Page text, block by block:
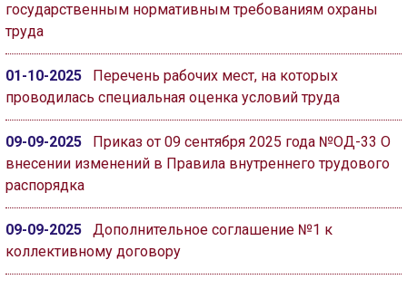
государственным нормативным требованиям охраны
труда
01-10-2025
Перечень рабочих мест, на которых
проводилась специальная оценка условий труда
09-09-2025
Приказ от 09 сентября 2025 года №ОД-33 О
внесении изменений в Правила внутреннего трудового
распорядка
09-09-2025
Дополнительное соглашение №1 к
коллективному договору